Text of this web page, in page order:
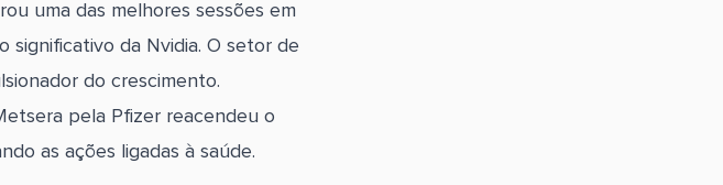
uma das melhores sessões em
significativo da Nvidia. O setor de
do crescimento.
pela Pfizer reacendeu o
as ações ligadas à saúde.